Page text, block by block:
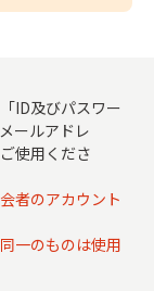
ID及びパスワー
ールアドレ
使用くださ
者のアカウント
一のものは使用